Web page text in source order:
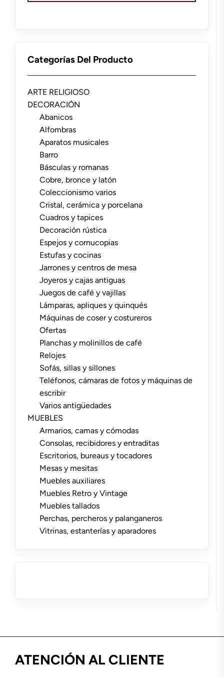
Categorías Del Producto
ARTE RELIGIOSO
DECORACIÓN
Abanicos
Alfombras
Aparatos musicales
Barro
Básculas y romanas
Cobre, bronce y latón
Coleccionismo varios
Cristal, cerámica y porcelana
Cuadros y tapices
Decoración rústica
Espejos y cornucopias
Estufas y cocinas
Jarrones y centros de mesa
Joyeros y cajas antiguas
Juegos de café y vajillas
Lámparas, apliques y quinqués
Máquinas de coser y costureros
Ofertas
Planchas y molinillos de café
Relojes
Sofás, sillas y sillones
Teléfonos, cámaras de fotos y máquinas de
escribir
Varios antigüedades
MUEBLES
Armarios, camas y cómodas
Consolas, recibidores y entraditas
Escritorios, bureaus y tocadores
Mesas y mesitas
Muebles auxiliares
Muebles Retro y Vintage
Muebles tallados
Perchas, percheros y palanganeros
Vitrinas, estanterías y aparadores
ATENCIÓN AL CLIENTE